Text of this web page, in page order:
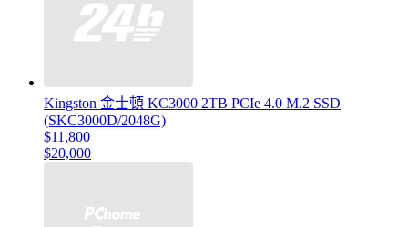
Kingston 金士頓 KC3000 2TB PCIe 4.0 M.2 SSD
(SKC3000D/2048G)
$11,800
$20,000